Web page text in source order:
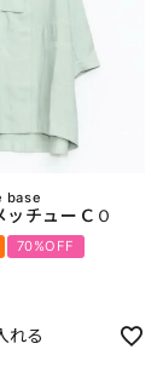
base
ッチューＣＯ
70%OFF
れる